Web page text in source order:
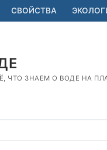
СВОЙСТВА
ЧТО ЗНАЕМ О ВОДЕ НА